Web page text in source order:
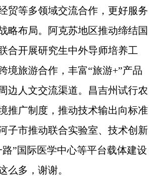
贸等多领域交流合作，更好服务
略布局。阿克苏地区推动缔结国
合开展研究生中外导师培养工
境旅游合作，丰富“旅游+”产品
边人文交流渠道。昌吉州试行农
推广制度，推动技术输出向标准
子市推动联合实验室、技术创新
”国际医学中心等平台载体建设
么多，谢谢。